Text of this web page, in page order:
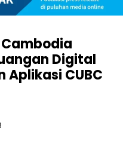
Digital
Aplikasi CUBC